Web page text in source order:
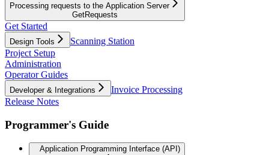
Processing requests to the Application Server
GetRequests
Get Started
Design Tools
Scanning Station
Project Setup
Administration
Operator Guides
Developer & Integrations
Invoice Processing
Release Notes
Programmer's Guide
Application Programming Interface (API)